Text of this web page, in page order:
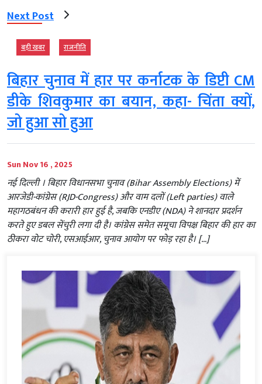
Next Post
बड़ी खबर राजनीति
बिहार चुनाव में हार पर कर्नाटक के डिप्टी CM
डीके शिवकुमार का बयान, कहा- चिंता क्यों,
जो हुआ सो हुआ
Sun Nov 16 , 2025
नई दिल्ली । बिहार विधानसभा चुनाव (Bihar Assembly Elections) में
आरजेडी-कांग्रेस (RJD-Congress) और वाम दलों (Left parties) वाले
महागठबंधन की करारी हार हुई है, जबकि एनडीए (NDA) ने शानदार प्रदर्शन
करते हुए डबल सेंचुरी लगा दी है। कांग्रेस समेत समूचा विपक्ष बिहार की हार का
ठीकरा वोट चोरी, एसआईआर, चुनाव आयोग पर फोड़ रहा है। […]